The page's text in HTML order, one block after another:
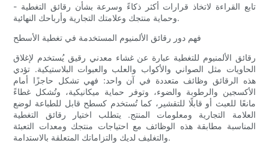
تابع القراءة لاتخاذ قرارات أكثر ذكاءً وسرعة بشأن رقائق التغطية -
وحماية منتجك وعلامتك التجارية وأرباحك النهائية.
فهم دور رقائق الألمنيوم المستخدمة في تغطية الأسطح
رقائق الألمنيوم للتغطية عبارة عن غشاء معدني رقيق يُستخدم لإغلاق
الحاويات مثل الصواني والأكواب والعلب والعبوات البلاستيكية. تؤدي
هذه الرقائق وظائف متعددة في آن واحد: فهي تشكل حاجزًا أمام
الأكسجين والرطوبة والضوء، وتوفر حماية ميكانيكية، وتُشكل غطاءً
مانعًا للعبث أو قابلًا للتقشير، كما تُستخدم كسطح قابل للطباعة لوضع
العلامة التجارية ومعلومات المنتج. يتطلب اختيار رقائق التغطية
المناسبة مطابقة هذه الوظائف مع احتياجات منتجك ومعدات التعبئة
والتغليف لديك والتزاماتك المتعلقة بالاستدامة.